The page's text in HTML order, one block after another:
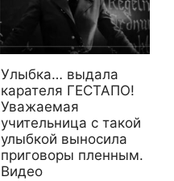
Улыбка… выдала
карателя ГЕСТАПО!
Уважаемая
учительница с такой
улыбкой выносила
приговоры пленным.
Видео